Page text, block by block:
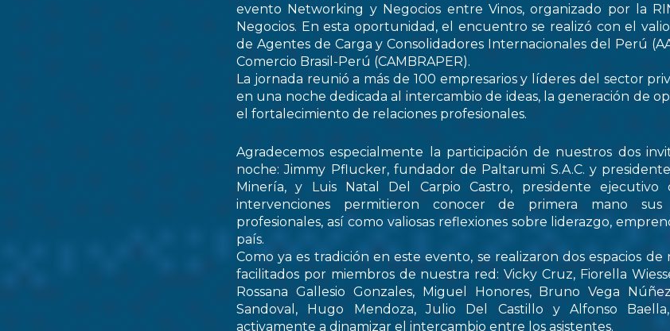
evento Networking y Negocios entre Vinos, organizado por la
Negocios. En esta oportunidad, el encuentro se realizó con el
de Agentes de Carga y Consolidadores Internacionales del Perú
Comercio Brasil-Perú (CAMBRAPER).
La jornada reunió a más de 100 empresarios y líderes del sector
en una noche dedicada al intercambio de ideas, la generación de
el fortalecimiento de relaciones profesionales.
Agradecemos especialmente la participación de nuestros dos
noche: Jimmy Pflucker, fundador de Paltarumi S.A.C. y
Minería, y Luis Natal Del Carpio Castro, presidente ejecutivo
intervenciones permitieron conocer de primera mano sus
profesionales, así como valiosas reflexiones sobre liderazgo,
país.
Como ya es tradición en este evento, se realizaron dos espacios
facilitados por miembros de nuestra red: Vicky Cruz, Fiorella
Rossana Gallesio Gonzales, Miguel Honores, Bruno Vega
Sandoval, Hugo Mendoza, Julio Del Castillo y Alfonso
activamente a dinamizar el intercambio entre los asistentes.